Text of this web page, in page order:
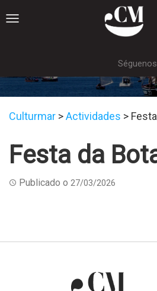
Toggle
Festa da
Culturmar >Actividades >
Festa da
Publicado o 27/03/2026